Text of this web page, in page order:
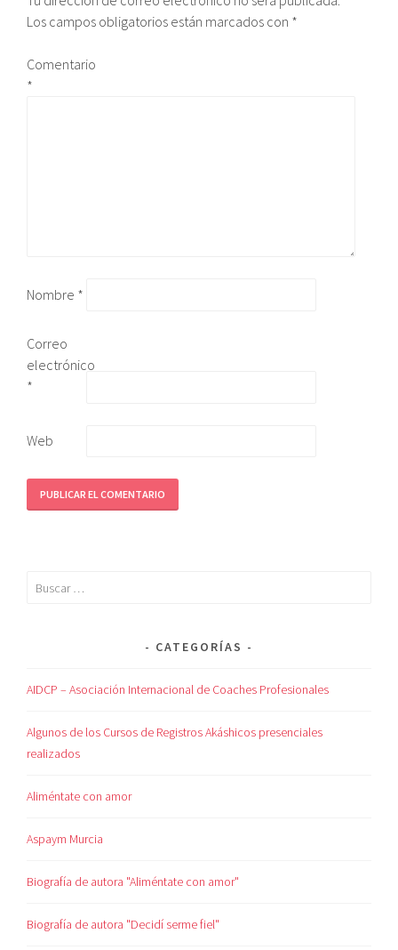
Los campos obligatorios están marcados con *
Comentario
*
Nombre *
Correo
electrónico
*
Web
CATEGORÍAS
AIDCP – Asociación Internacional de Coaches Profesionales
Algunos de los Cursos de Registros Akáshicos presenciales
realizados
Aliméntate con amor
Aspaym Murcia
Biografía de autora "Aliméntate con amor"
Biografía de autora "Decidí serme fiel"